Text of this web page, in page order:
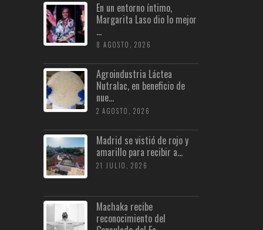
En un entorno íntimo,
Margarita Laso dio lo mejor
...
8 AGOSTO, 2026
Agroindustria Láctea
Nutralac, en beneficio de
nue...
2 AGOSTO, 2026
Madrid se vistió de rojo y
amarillo para recibir a...
21 JULIO, 2026
Machaka recibe
reconocimiento del